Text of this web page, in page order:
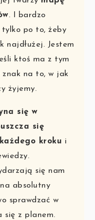
. I bardzo
po to, żeby
najdłużej. Jestem
ktoś ma z tym
na to, w jak
żyjemy.
się w
się
kroku i
się nam
absolutny
sprawdzać w
się z planem.